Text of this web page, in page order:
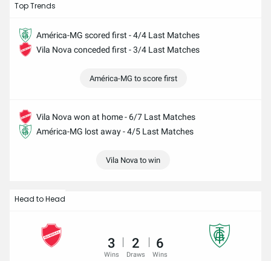
Top Trends
América-MG scored first - 4/4 Last Matches
Vila Nova conceded first - 3/4 Last Matches
América-MG to score first
Vila Nova won at home - 6/7 Last Matches
América-MG lost away - 4/5 Last Matches
Vila Nova to win
Head to Head
3
Wins
2
Draws
6
Wins